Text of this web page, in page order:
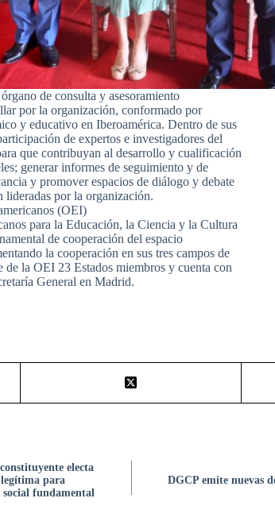
de consulta y asesoramiento
por la organización, conformado por
y educativo en Iberoamérica. Dentro de sus
de expertos e investigadores del
que contribuyan al desarrollo y cualificación
generar informes de seguimiento y de
y promover espacios de diálogo y debate
lideradas por la organización.
(OEI)
para la Educación, la Ciencia y la Cultura
de cooperación del espacio
la cooperación en sus tres campos de
la OEI 23 Estados miembros y cuenta con
General en Madrid.
electa
para
fundamental
DGCP emite nuevas